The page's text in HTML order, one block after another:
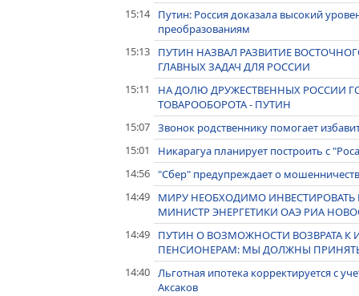
15:14
Путин: Россия доказала высокий
преобразованиям
15:13
ПУТИН НАЗВАЛ РАЗВИТИЕ
ГЛАВНЫХ ЗАДАЧ ДЛЯ РОССИИ
15:11
НА ДОЛЮ ДРУЖЕСТВЕННЫХ РОССИИ
ТОВАРООБОРОТА - ПУТИН
15:07 Звонок родственнику помогает
15:01
Никарагуа планирует построить с
14:56 "Сбер" предупреждает о
14:49
МИРУ НЕОБХОДИМО ИНВЕСТИРОВАТЬ
МИНИСТР ЭНЕРГЕТИКИ ОАЭ РИА
14:49
ПУТИН О ВОЗМОЖНОСТИ ВОЗВРАТА
ПЕНСИОНЕРАМ: МЫ ДОЛЖНЫ
14:40 Льготная ипотека корректируется с
Аксаков